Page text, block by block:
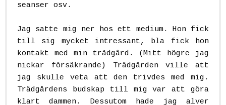
seanser osv.
Jag satte mig ner hos ett medium. Hon fick
till sig mycket intressant, bla fick hon
kontakt med min trädgård. (Mitt högre jag
nickar försäkrande) Trädgården ville att
jag skulle veta att den trivdes med mig.
Trädgårdens budskap till mig var att göra
klart dammen. Dessutom hade jag alver